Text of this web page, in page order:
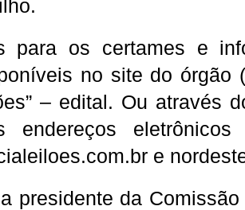
para os certames e
no site do órgão
– edital. Ou através
endereços
e
presidente da